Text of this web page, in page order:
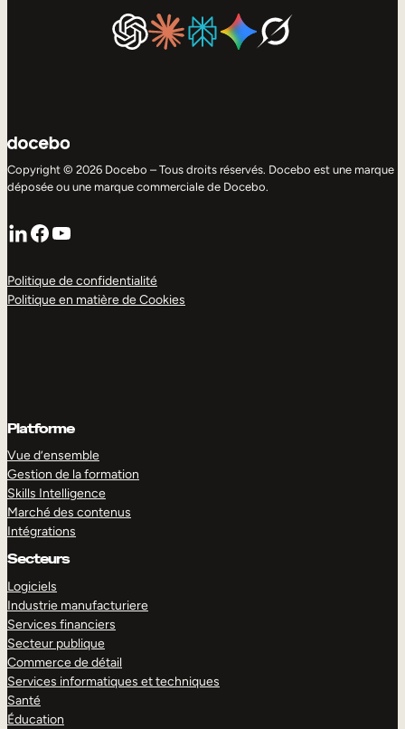
Copyright © 2026 Docebo – Tous droits réservés. Docebo est une marque
déposée ou une marque commerciale de Docebo.
LinkedIn
Facebook
YouTube
Politique de confidentialité
Politique en matière de Cookies
Platforme
Vue d’ensemble
Gestion de la formation
Skills Intelligence
Marché des contenus
Intégrations
Secteurs
Logiciels
Industrie manufacturiere
Services financiers
Secteur publique
Commerce de détail
Services informatiques et techniques
Santé
Éducation